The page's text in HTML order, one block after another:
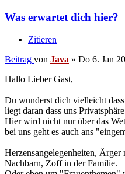
Was erwartet dich hier?
Zitieren
Beitrag von Java » Do 6. Jan
Hallo Lieber Gast,
Du wunderst dich vielleicht
liegt daran dass uns
Hier wird nicht nur über das
bei uns geht es auch ans
Herzensangelegenheiten,
Nachbarn, Zoff in der Familie.